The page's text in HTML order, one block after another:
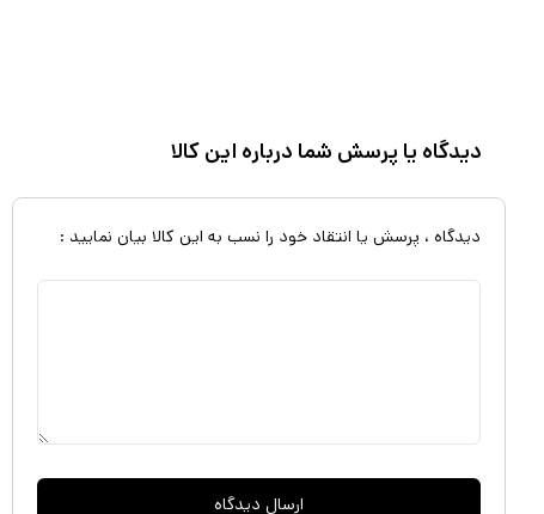
دیدگاه یا پرسش شما درباره این کالا
دیدگاه ، پرسش یا انتقاد خود را نسب به این کالا بیان نمایید :
ارسال دیدگاه